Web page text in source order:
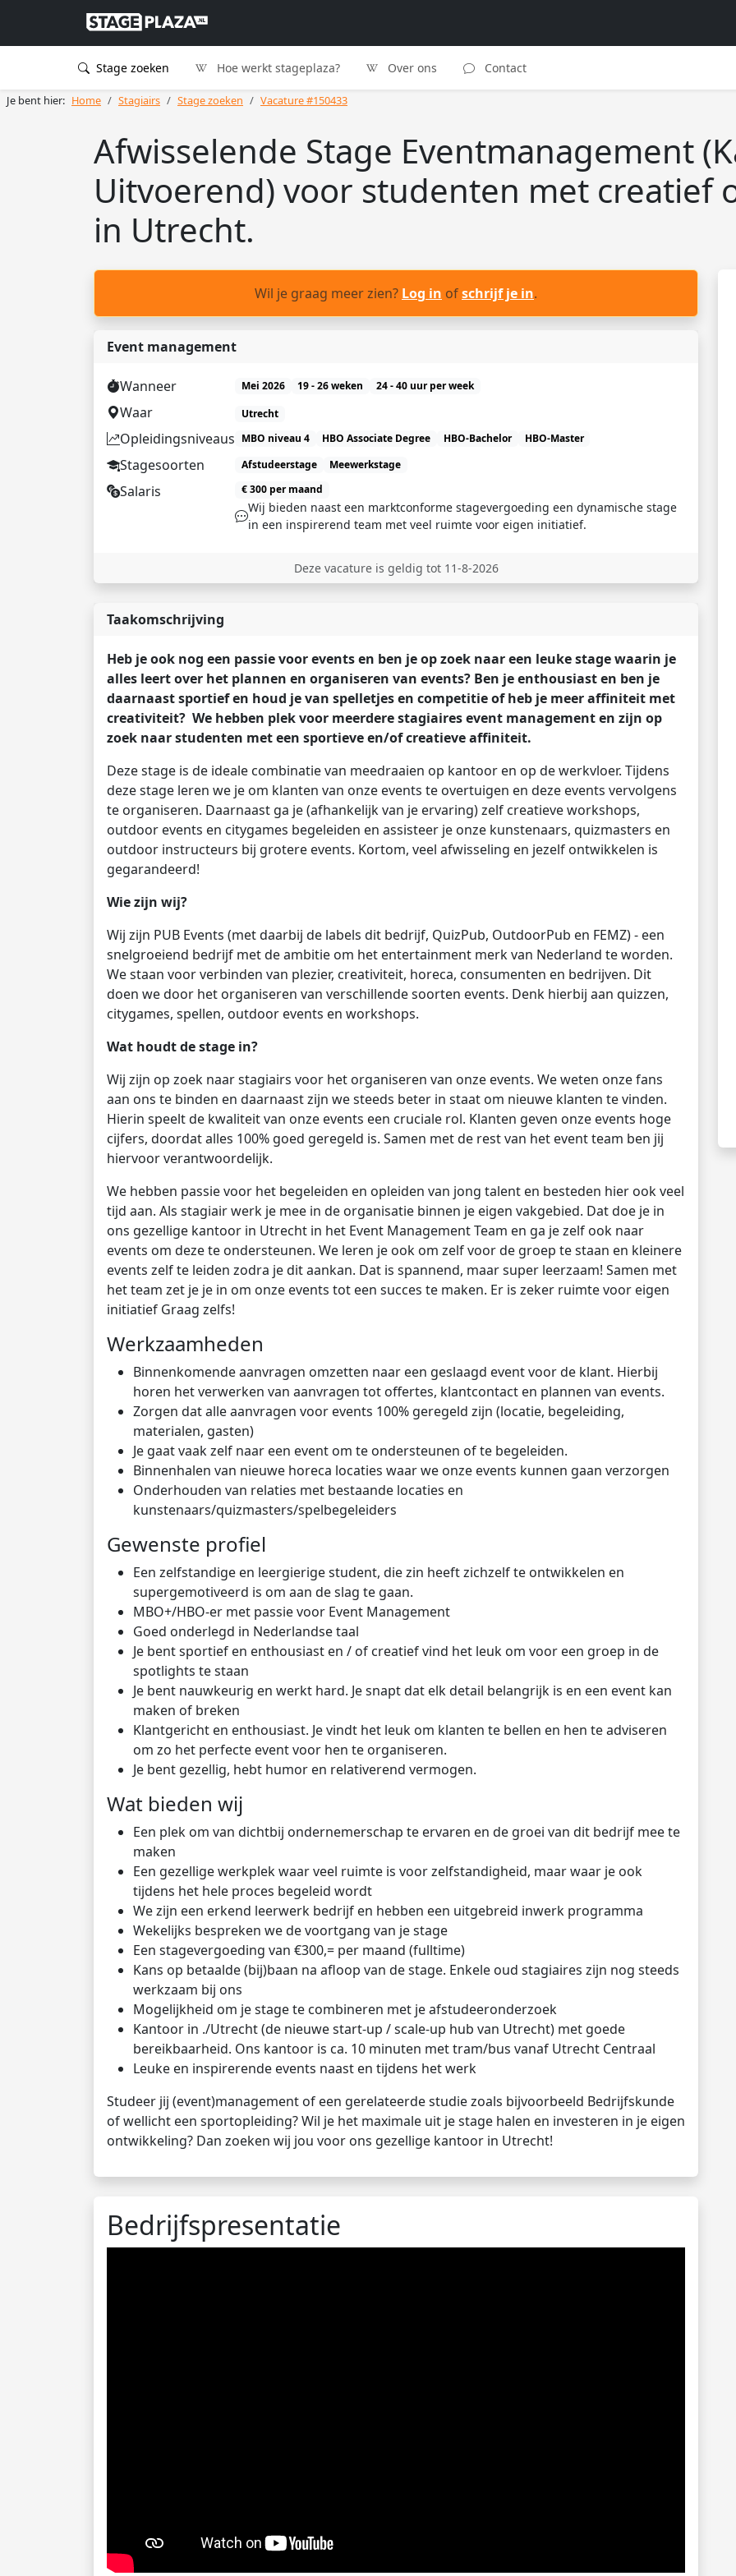
Stage zoeken Hoe werkt stageplaza? Over ons Contact
Je bent hier: Home Stagiairs Stage zoeken Vacature #150433
Afwisselende Stage Eventmanagement
Uitvoerend) voor studenten met creatief
in Utrecht.
Wil je graag meer zien? Log in ofschrijf je in.
Event management
Wanneer Mei 2026 19 - 26 weken 24 - 40 uur per week
Waar Utrecht
Opleidingsniveaus MBO niveau 4 HBO Associate Degree HBO-Bachelor HBO-Master
Stagesoorten Afstudeerstage Meewerkstage
Salaris € 300 per maand
Wij bieden naast een marktconforme stagevergoeding een dynamische stage
in een inspirerend team met veel ruimte voor eigen initiatief.
Deze vacature is geldig tot 11-8-2026
Taakomschrijving
Heb je ook nog een passie voor events en ben je op zoek naar een leuke stage waarin je
alles leert over het plannen en organiseren van events? Ben je enthousiast en ben je
daarnaast sportief en houd je van spelletjes en competitie of heb je meer affiniteit met
creativiteit? We hebben plek voor meerdere stagiaires event management en zijn op
zoek naar studenten met een sportieve en/of creatieve affiniteit.
Deze stage is de ideale combinatie van meedraaien op kantoor en op de werkvloer. Tijdens
deze stage leren we je om klanten van onze events te overtuigen en deze events vervolgens
te organiseren. Daarnaast ga je (afhankelijk van je ervaring) zelf creatieve workshops,
outdoor events en citygames begeleiden en assisteer je onze kunstenaars, quizmasters en
outdoor instructeurs bij grotere events. Kortom, veel afwisseling en jezelf ontwikkelen is
gegarandeerd!
Wie zijn wij?
Wij zijn PUB Events (met daarbij de labels dit bedrijf, QuizPub, OutdoorPub en FEMZ) - een
snelgroeiend bedrijf met de ambitie om het entertainment merk van Nederland te worden.
We staan voor verbinden van plezier, creativiteit, horeca, consumenten en bedrijven. Dit
doen we door het organiseren van verschillende soorten events. Denk hierbij aan quizzen,
citygames, spellen, outdoor events en workshops.
Wat houdt de stage in?
Wij zijn op zoek naar stagiairs voor het organiseren van onze events. We weten onze fans
aan ons te binden en daarnaast zijn we steeds beter in staat om nieuwe klanten te vinden.
Hierin speelt de kwaliteit van onze events een cruciale rol. Klanten geven onze events hoge
cijfers, doordat alles 100% goed geregeld is. Samen met de rest van het event team ben jij
hiervoor verantwoordelijk.
We hebben passie voor het begeleiden en opleiden van jong talent en besteden hier ook veel
tijd aan. Als stagiair werk je mee in de organisatie binnen je eigen vakgebied. Dat doe je in
ons gezellige kantoor in Utrecht in het Event Management Team en ga je zelf ook naar
events om deze te ondersteunen. We leren je ook om zelf voor de groep te staan en kleinere
events zelf te leiden zodra je dit aankan. Dat is spannend, maar super leerzaam! Samen met
het team zet je je in om onze events tot een succes te maken. Er is zeker ruimte voor eigen
initiatief Graag zelfs!
Werkzaamheden
Binnenkomende aanvragen omzetten naar een geslaagd event voor de klant. Hierbij
horen het verwerken van aanvragen tot offertes, klantcontact en plannen van events.
Zorgen dat alle aanvragen voor events 100% geregeld zijn (locatie, begeleiding,
materialen, gasten)
Je gaat vaak zelf naar een event om te ondersteunen of te begeleiden.
Binnenhalen van nieuwe horeca locaties waar we onze events kunnen gaan verzorgen
Onderhouden van relaties met bestaande locaties en
kunstenaars/quizmasters/spelbegeleiders
Gewenste profiel
Een zelfstandige en leergierige student, die zin heeft zichzelf te ontwikkelen en
supergemotiveerd is om aan de slag te gaan.
MBO+/HBO-er met passie voor Event Management
Goed onderlegd in Nederlandse taal
Je bent sportief en enthousiast en / of creatief vind het leuk om voor een groep in de
spotlights te staan
Je bent nauwkeurig en werkt hard. Je snapt dat elk detail belangrijk is en een event kan
maken of breken
Klantgericht en enthousiast. Je vindt het leuk om klanten te bellen en hen te adviseren
om zo het perfecte event voor hen te organiseren.
Je bent gezellig, hebt humor en relativerend vermogen.
Wat bieden wij
Een plek om van dichtbij ondernemerschap te ervaren en de groei van dit bedrijf mee te
maken
Een gezellige werkplek waar veel ruimte is voor zelfstandigheid, maar waar je ook
tijdens het hele proces begeleid wordt
We zijn een erkend leerwerk bedrijf en hebben een uitgebreid inwerk programma
Wekelijks bespreken we de voortgang van je stage
Een stagevergoeding van €300,= per maand (fulltime)
Kans op betaalde (bij)baan na afloop van de stage. Enkele oud stagiaires zijn nog steeds
werkzaam bij ons
Mogelijkheid om je stage te combineren met je afstudeeronderzoek
Kantoor in ./Utrecht (de nieuwe start-up / scale-up hub van Utrecht) met goede
bereikbaarheid. Ons kantoor is ca. 10 minuten met tram/bus vanaf Utrecht Centraal
Leuke en inspirerende events naast en tijdens het werk
Studeer jij (event)management of een gerelateerde studie zoals bijvoorbeeld Bedrijfskunde
of wellicht een sportopleiding? Wil je het maximale uit je stage halen en investeren in je eigen
ontwikkeling? Dan zoeken wij jou voor ons gezellige kantoor in Utrecht!
Bedrijfspresentatie